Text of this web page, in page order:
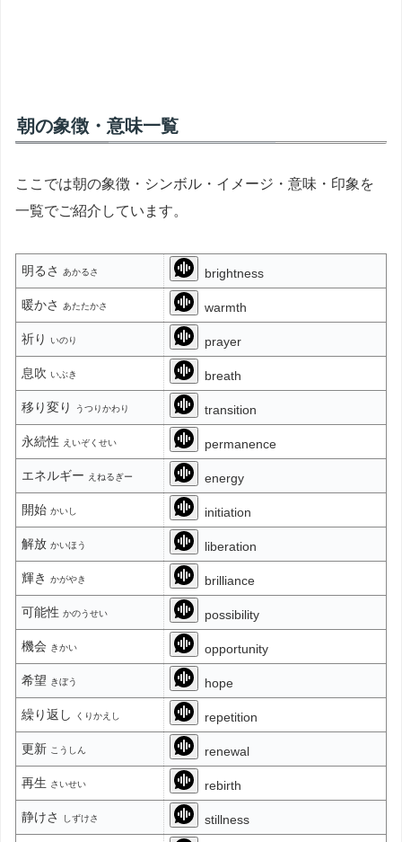
朝の象徴・意味一覧
ここでは朝の象徴・シンボル・イメージ・意味・印象を
一覧でご紹介しています。
明るさ あかるさ brightness
暖かさ あたたかさ warmth
祈り いのり prayer
息吹 いぶき breath
移り変り うつりかわり transition
永続性 えいぞくせい permanence
エネルギー えねるぎー energy
開始 かいし initiation
解放 かいほう liberation
輝き かがやき brilliance
可能性 かのうせい possibility
機会 きかい opportunity
希望 きぼう hope
繰り返し くりかえし repetition
更新 こうしん renewal
再生 さいせい rebirth
静けさ しずけさ stillness